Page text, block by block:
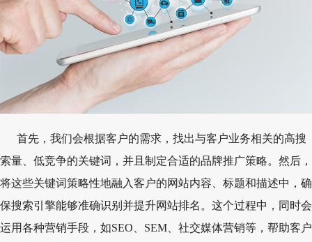
首先，我们会根据客户的需求，找出与客户业务相关的高搜
索量、低竞争的关键词，并且制定合适的品牌推广策略。然后，
将这些关键词策略性地融入客户的网站内容、标题和描述中，确
保搜索引擎能够准确识别并提升网站排名。这个过程中，同时会
运用各种营销手段，如SEO、SEM、社交媒体营销等，帮助客户